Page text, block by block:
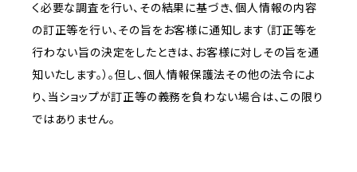
く必要な調査を行い、その結果に基づき、個人情報の内容
の訂正等を行い、その旨をお客様に通知します（訂正等を
行わない旨の決定をしたときは、お客様に対しその旨を通
知いたします。）。但し、個人情報保護法その他の法令によ
り、当ショップが訂正等の義務を負わない場合は、この限り
ではありません。